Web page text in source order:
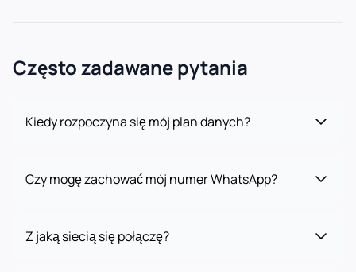
Często zadawane pytania
Kiedy rozpoczyna się mój plan danych?
Czy mogę zachować mój numer WhatsApp?
Z jaką siecią się połączę?